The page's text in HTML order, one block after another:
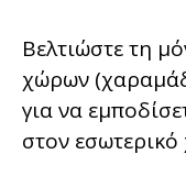
Βελτιώστε τη
χώρων
για να
στον